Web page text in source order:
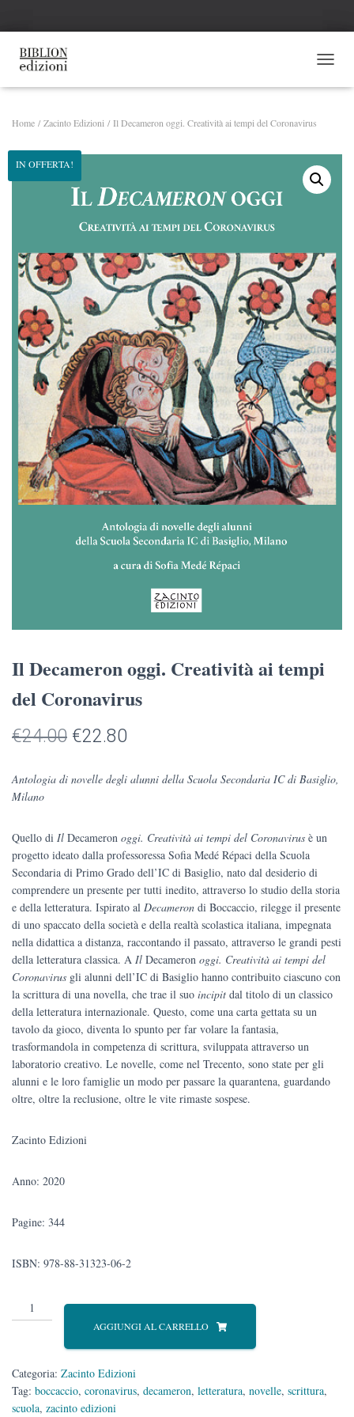
Home /Zacinto Edizioni / Il Decameron oggi. Creatività ai tempi del Coronavirus
IN OFFERTA!
Il Decameron oggi. Creatività ai tempi
del Coronavirus
€24.00 Il
€24.00.
€22.80
€22.80.
Antologia di novelle degli alunni della Scuola Secondaria IC di Basiglio,
Milano
Quello di Il Decameron oggi. Creatività ai tempi del Coronavirus è un
progetto ideato dalla professoressa Sofia Medé Répaci della Scuola
Secondaria di Primo Grado dell’IC di Basiglio, nato dal desiderio di
comprendere un presente per tutti inedito, attraverso lo studio della storia
e della letteratura. Ispirato al Decameron di Boccaccio, rilegge il presente
di uno spaccato della società e della realtà scolastica italiana, impegnata
nella didattica a distanza, raccontando il passato, attraverso le grandi pesti
della letteratura classica. A Il Decameron oggi. Creatività ai tempi del
Coronavirus gli alunni dell’IC di Basiglio hanno contribuito ciascuno con
la scrittura di una novella, che trae il suo incipit dal titolo di un classico
della letteratura internazionale. Questo, come una carta gettata su un
tavolo da gioco, diventa lo spunto per far volare la fantasia,
trasformandola in competenza di scrittura, sviluppata attraverso un
laboratorio creativo. Le novelle, come nel Trecento, sono state per gli
alunni e le loro famiglie un modo per passare la quarantena, guardando
oltre, oltre la reclusione, oltre le vite rimaste sospese.
Zacinto Edizioni
Anno: 2020
Pagine: 344
ISBN: 978-88-31323-06-2
Decameron
ai
tempi
del
AGGIUNGI AL CARRELLO
Categoria: Zacinto Edizioni
Tag: boccaccio, coronavirus, decameron, letteratura, novelle, scrittura,
scuola, zacinto edizioni